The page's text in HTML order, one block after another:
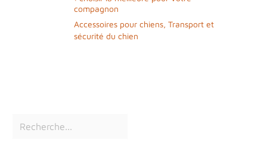
compagnon
Accessoires pour chiens, Transport et
sécurité du chien